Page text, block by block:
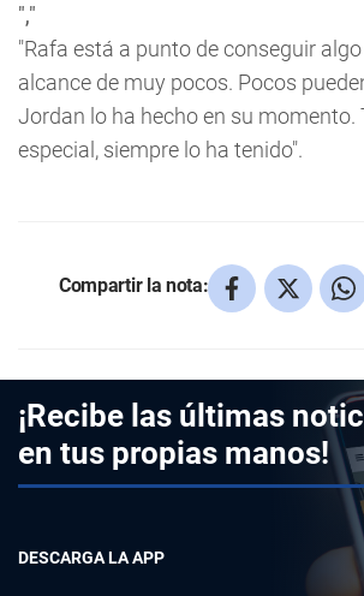
","
"Rafa está a punto de conseguir algo
alcance de muy pocos. Pocos
Jordan lo ha hecho en su momento.
especial, siempre lo ha tenido".
Compartir la nota:
¡Recibe las últimas
en tus propias manos!
DESCARGA LA APP